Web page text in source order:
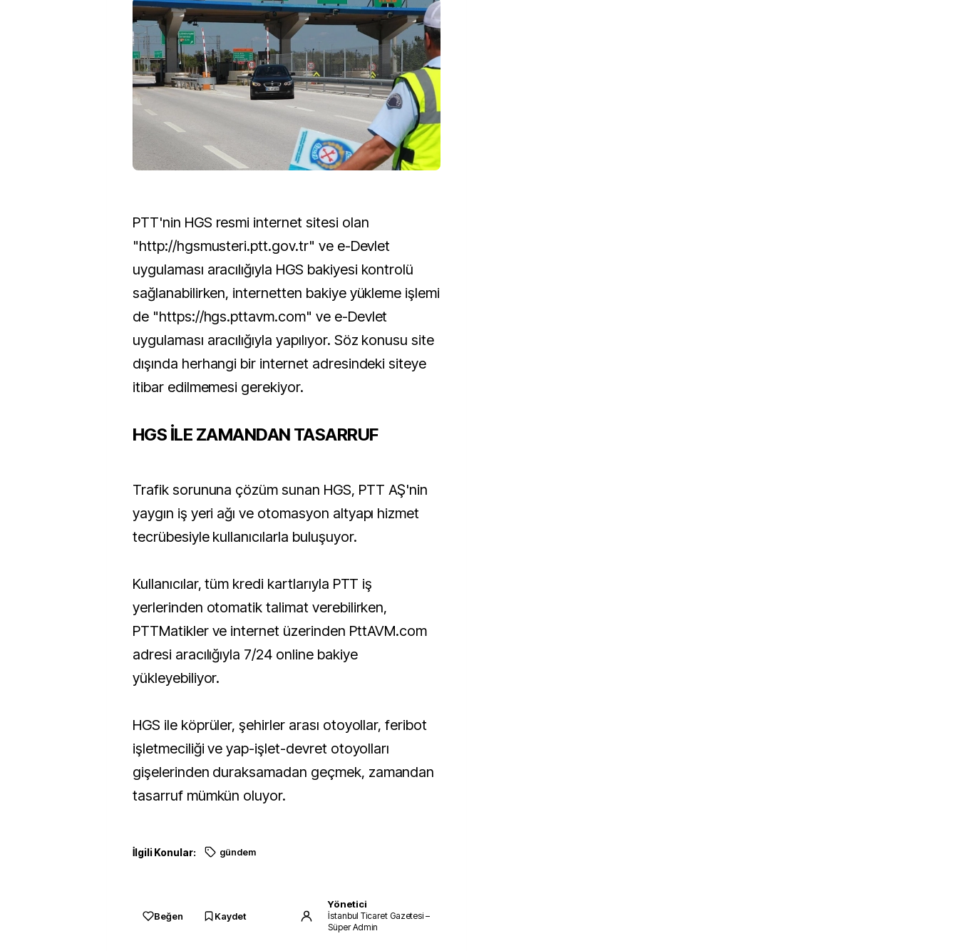
PTT'nin HGS resmi internet sitesi olan
"http://hgsmusteri.ptt.gov.tr" ve e-Devlet
uygulaması aracılığıyla HGS bakiyesi kontrolü
sağlanabilirken, internetten bakiye yükleme işlemi
de "https://hgs.pttavm.com" ve e-Devlet
uygulaması aracılığıyla yapılıyor. Söz konusu site
dışında herhangi bir internet adresindeki siteye
itibar edilmemesi gerekiyor.
HGS İLE ZAMANDAN TASARRUF
Trafik sorununa çözüm sunan HGS, PTT AŞ'nin
yaygın iş yeri ağı ve otomasyon altyapı hizmet
tecrübesiyle kullanıcılarla buluşuyor.
Kullanıcılar, tüm kredi kartlarıyla PTT iş
yerlerinden otomatik talimat verebilirken,
PTTMatikler ve internet üzerinden PttAVM.com
adresi aracılığıyla 7/24 online bakiye
yükleyebiliyor.
HGS ile köprüler, şehirler arası otoyollar, feribot
işletmeciliği ve yap-işlet-devret otoyolları
gişelerinden duraksamadan geçmek, zamandan
tasarruf mümkün oluyor.
İlgili Konular: gündem
Beğen Kaydet
Yönetici
İstanbul Ticaret Gazetesi –
Süper Admin